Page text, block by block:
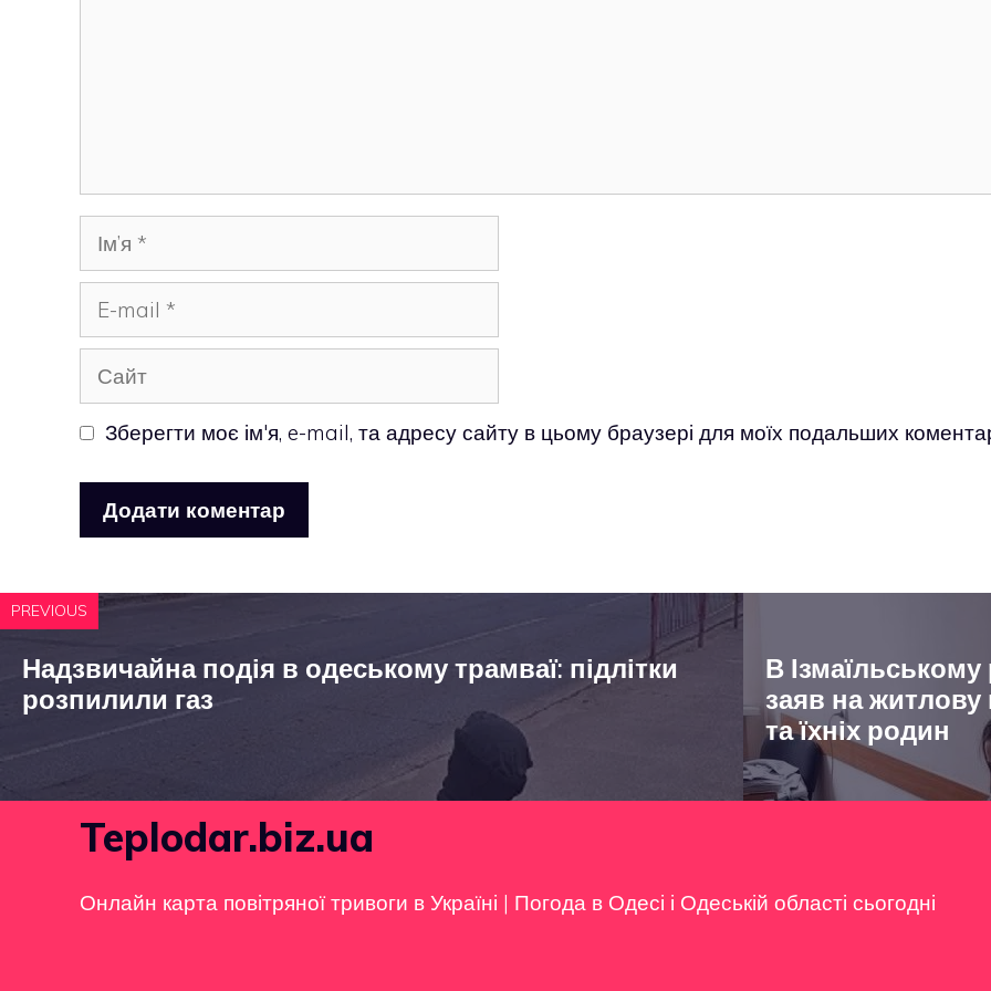
Ім’я
mail
Сайт
Зберегти моє ім'я, e-mail, та адресу сайту в цьому браузері для моїх подальших
PREVIOUS
Надзвичайна подія в одеському трамваї: підлітки
розпилили газ
В
заяв на житлову
та їхніх родин
Teplodar.biz.ua
Онлайн карта повітряної тривоги в Україні | Погода в Одесі і Одеській області сьогодні